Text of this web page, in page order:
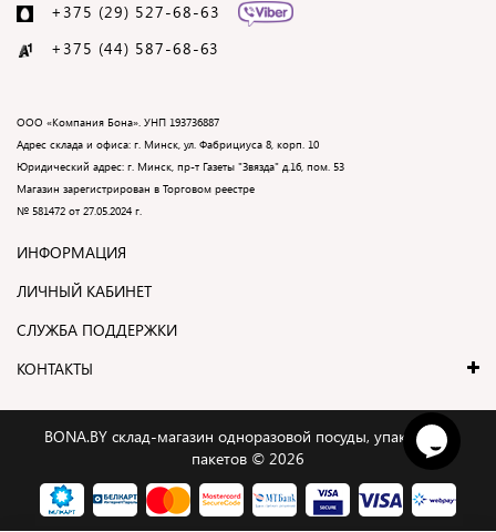
+375 (29) 527-68-63
+375 (44) 587-68-63
ООО «Компания Бона». УНП 193736887
Адрес склада и офиса: г. Минск, ул. Фабрициуса 8, корп. 10
Юридический адрес: г. Минск, пр-т Газеты "Звязда" д.16, пом. 53
Магазин зарегистрирован в Торговом реестре
№ 581472 от 27.05.2024 г.
ИНФОРМАЦИЯ
ЛИЧНЫЙ КАБИНЕТ
СЛУЖБА ПОДДЕРЖКИ
КОНТАКТЫ
BONA.BY склад-магазин одноразовой посуды, упаковки и
пакетов © 2026